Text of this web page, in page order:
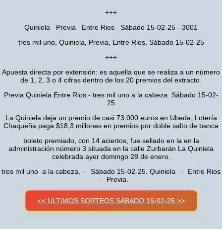
+++
Quiniela Previa Entre Rios Sábado 15-02-25 - 3001
tres mil uno, Quiniela, Previa, Entre Rios, Sábado 15-02-25
+++
Apuesta directa por extensión: es aquella que se realiza a un número
de 1, 2, 3 o 4 cifras dentro de los 20 premios del extracto.
Previa Quiniela Entre Rios - tres mil uno a la cabeza. Sábado 15-02-
25
La Quiniela deja un premio de casi 73.000 euros en Ubeda, Lotería
Chaqueña paga $18,3 millones en premios por doble salto de banca
boleto premiado, con 14 aciertos, fue sellado en la en la
administración número 3 situada en la calle Zurbarán La Quiniela
celebrada ayer domingo 28 de enero.
tres mil uno a la cabeza, - Sábado 15-02-25. Quiniela - Entre Rios
- Previa.
<< ULTIMOS SORTEOS SÁBADO 15-02-25 >>